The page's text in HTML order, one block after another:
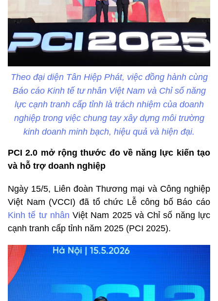
Theo đại diện Tân Hiệp Phát, việc đồng hành cùng
Báo cáo Kinh tế tư nhân Việt Nam và Chỉ số năng
lực cạnh tranh cấp tỉnh là trách nhiệm của doanh
nghiệp trong việc chung tay xây dựng môi trường
kinh doanh minh bạch, hiệu quả và hiện đại.
PCI 2.0 mở rộng thước đo về năng lực kiến tạo
và hỗ trợ doanh nghiệp
Ngày 15/5, Liên đoàn Thương mại và Công nghiệp
Việt Nam (VCCI) đã tổ chức Lễ công bố Báo cáo
Kinh tế tư nhân Việt Nam 2025 và Chỉ số năng lực
cạnh tranh cấp tỉnh năm 2025 (PCI 2025).